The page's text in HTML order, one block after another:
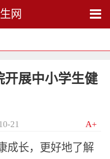
网
开展中小学生健
21 A+
成长，更好地了解